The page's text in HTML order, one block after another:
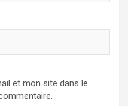
et mon site dans le